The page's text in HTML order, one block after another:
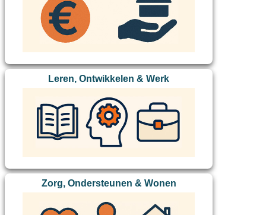
Leren, Ontwikkelen & Werk
Zorg, Ondersteunen & Wonen